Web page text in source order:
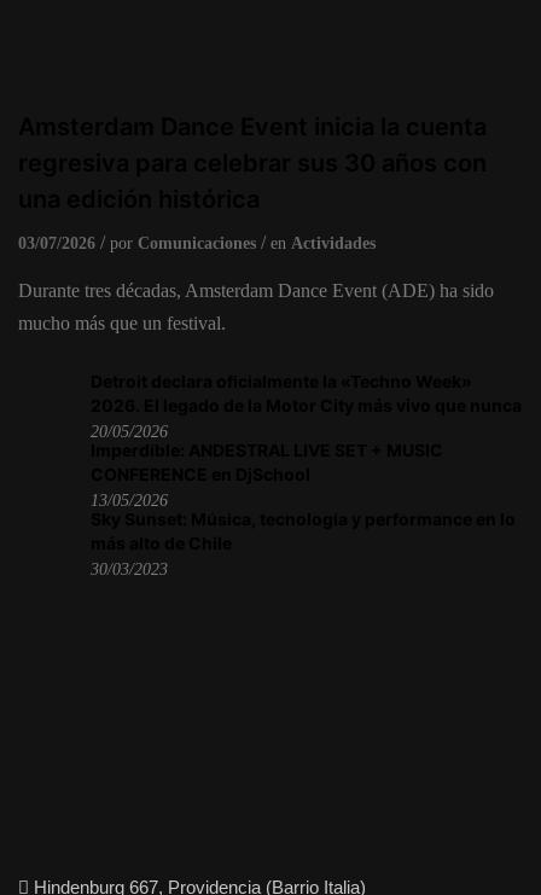
03/07/2026 por Comunicaciones en Actividades
Durante tres décadas, Amsterdam Dance Event (ADE) ha sido
mucho más que un festival.
20/05/2026
13/05/2026
30/03/2023
Hindenburg 667, Providencia (Barrio Italia)